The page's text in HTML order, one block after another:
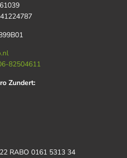
82504611
Zundert:
0161 5313 34